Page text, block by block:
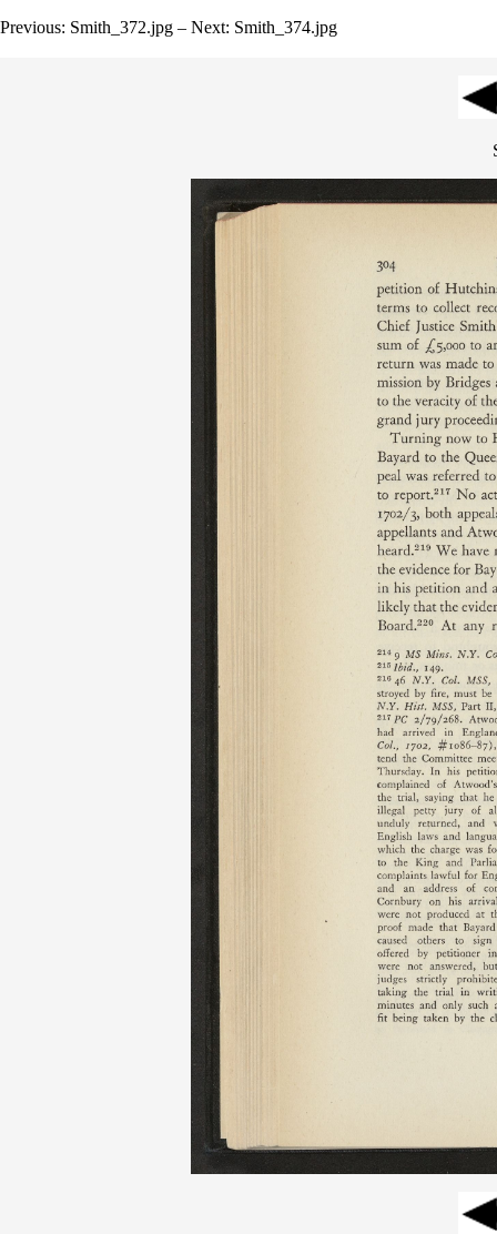
Previous: Smith_372.jpg – Next: Smith_374.jpg